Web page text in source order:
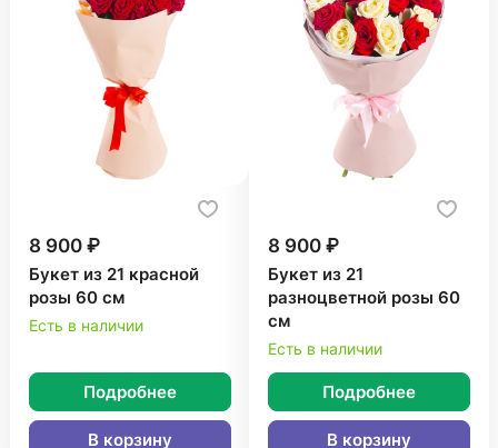
8 900 ₽
Букет из 21 красной
розы 60 см
Есть в наличии
Подробнее
В корзину
8 900 ₽
Букет из 21
разноцветной розы 60
см
Есть в наличии
Подробнее
В корзину